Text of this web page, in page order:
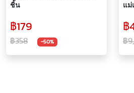
ชิ้น
฿179
฿358 -50%
แม่
45
฿
฿